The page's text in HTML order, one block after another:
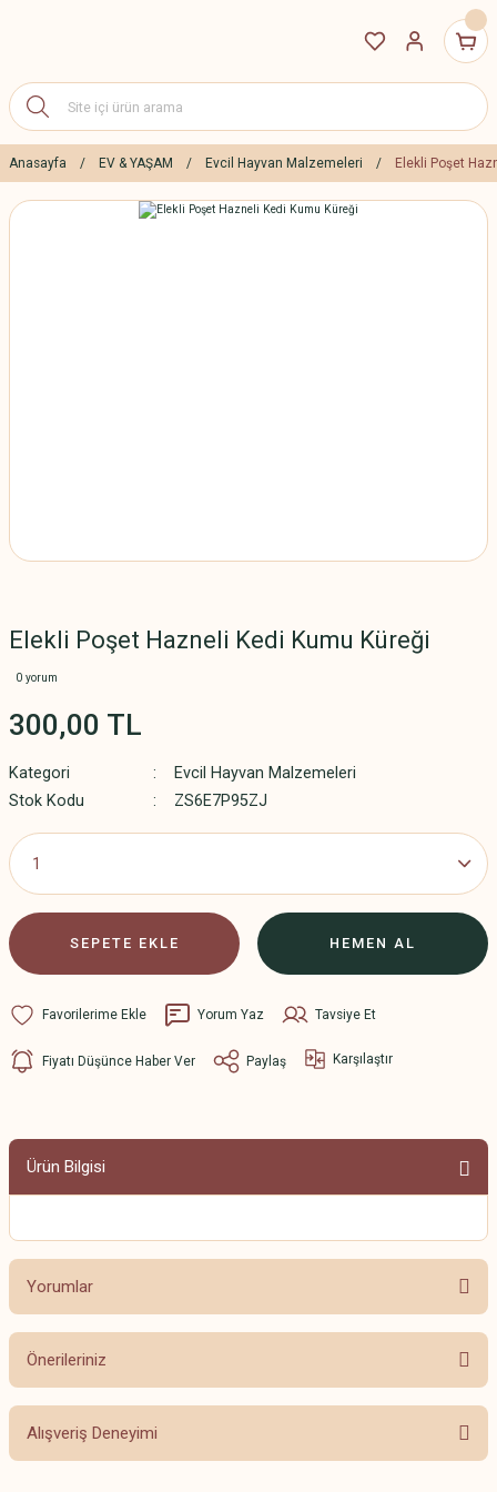
Anasayfa EV & YAŞAM Evcil Hayvan Malzemeleri Elekli Poşet
Elekli Poşet Hazneli Kedi Kumu Küreği
0 yorum
300,00 TL
Kategori
Evcil Hayvan Malzemeleri
Stok Kodu
ZS6E7P95ZJ
SEPETE EKLE HEMEN AL
Yorum Yaz Tavsiye Et
Fiyatı Düşünce Haber Ver Paylaş Karşılaştır
Ürün Bilgisi
Yorumlar
Bu ürüne ilk yorumu siz yapın!
Önerileriniz
Bu ürünün fiyat bilgisi, resim, ürün açıklamalarında ve diğer konularda
yetersiz gördüğünüz noktaları öneri formunu kullanarak tarafımıza
iletebilirsiniz.
Alışveriş Deneyimi